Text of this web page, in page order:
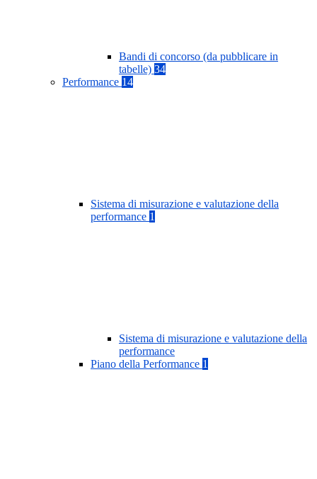
Bandi di concorso (da pubblicare in
tabelle) 34
Performance 14
Sistema di misurazione e valutazione della
performance 1
Sistema di misurazione e valutazione della
performance
Piano della Performance 1